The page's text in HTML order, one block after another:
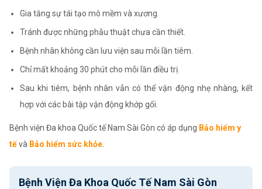
Gia tăng sự tái tạo mô mềm và xương.
Tránh được những phẫu thuật chưa cần thiết.
Bệnh nhân không cần lưu viện sau mỗi lần tiêm.
Chỉ mất khoảng 30 phút cho mỗi lần điều trị.
Sau khi tiêm, bệnh nhân vẫn có thể vận động nhẹ nhàng, kết
hợp với các bài tập vận động khớp gối.
Bệnh viện Đa khoa Quốc tế Nam Sài Gòn có áp dụng Bảo hiểm y
tếvà Bảo hiểm sức khỏe
Bệnh Viện Đa Khoa Quốc Tế Nam Sài Gòn